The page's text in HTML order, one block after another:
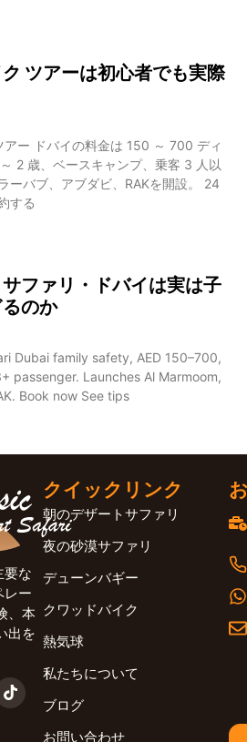
ク ツアーは初心者でも実際
ー ドバイの料金は 150 ～ 700 ディ
2 歳、ベースキャンプ、乗客 3 人以
ーバブ、アブダビ、RAKを開設。 24
する
ファリ・ドバイは実は子
のか
Dubai family safety, AED 150–700,
passenger. Launches Al Marmoom,
Book now See tips
要な
レー
、本
出を
クイックリンク
朝のデザートサファリ
夜の砂漠サファリ
デューンバギー
クワッドバイク
熱気球
私たちについて
ブログ
お問い合わせ